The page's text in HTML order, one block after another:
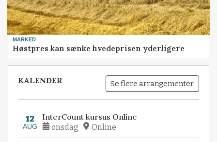
MARKED
Høstpres kan sænke hvedeprisen yderligere
KALENDER Se flere arrangementer
12
AUG
InterCount kursus Online
onsdag Online